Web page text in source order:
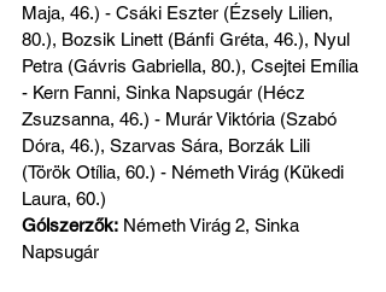
Maja, 46.) - Csáki Eszter (Ézsely Lilien,
80.), Bozsik Linett (Bánfi Gréta, 46.), Nyul
Petra (Gávris Gabriella, 80.), Csejtei Emília
- Kern Fanni, Sinka Napsugár (Hécz
Zsuzsanna, 46.) - Murár Viktória (Szabó
Dóra, 46.), Szarvas Sára, Borzák Lili
(Török Otília, 60.) - Németh Virág (Kükedi
Laura, 60.)
Gólszerzők: Németh Virág 2, Sinka
Napsugár